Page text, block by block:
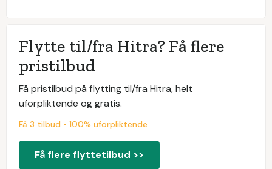
Flytte til/fra Hitra? Få flere
pristilbud
Få pristilbud på flytting til/fra Hitra, helt
uforpliktende og gratis.
Få 3 tilbud • 100% uforpliktende
Få flere flyttetilbud >>